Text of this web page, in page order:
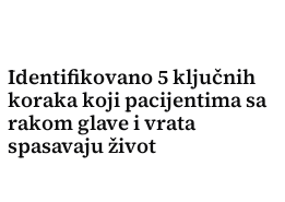
Identifikovano 5 ključnih
koraka koji pacijentima sa
rakom glave i vrata
spasavaju život